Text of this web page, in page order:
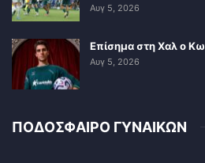
Αυγ 5, 2026
Επίσημα στη Χαλ ο
Αυγ 5, 2026
ΠΟΔΟΣΦΑΙΡΟ ΓΥΝΑΙΚΩΝ